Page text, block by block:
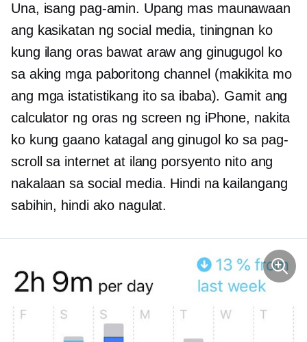
Una, isang pag-amin. Upang mas maunawaan
ang kasikatan ng social media, tiningnan ko
kung ilang oras bawat araw ang ginugugol ko
sa aking mga paboritong channel (makikita mo
ang mga istatistikang ito sa ibaba). Gamit ang
calculator ng oras ng screen ng iPhone, nakita
ko kung gaano katagal ang ginugol ko sa pag-
scroll sa internet at ilang porsyento nito ang
nakalaan sa social media. Hindi na kailangang
sabihin, hindi ako nagulat.